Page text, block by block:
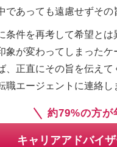
であっても遠慮せずその
条件を再考して希望と
象が変わってしまった
、正直にその旨を伝え
職エージェントに連絡し
約79%の方が
キャリアアドバイ